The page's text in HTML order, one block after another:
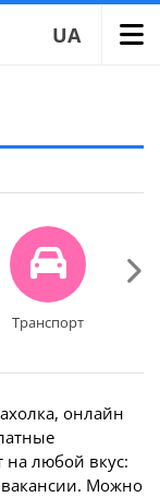
UA
Транспорт
Транспорт
онлайн
на любой вкус:
Можно